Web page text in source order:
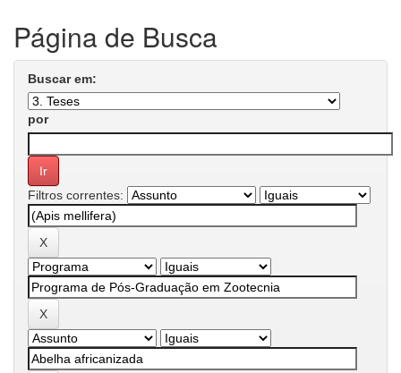
Página de Busca
Buscar em:
por
Filtros correntes: